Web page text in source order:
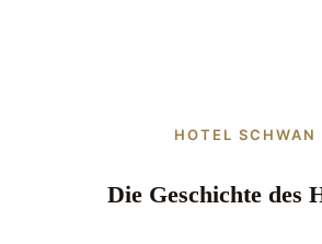
HOTEL SCHWAN
Die Geschichte des